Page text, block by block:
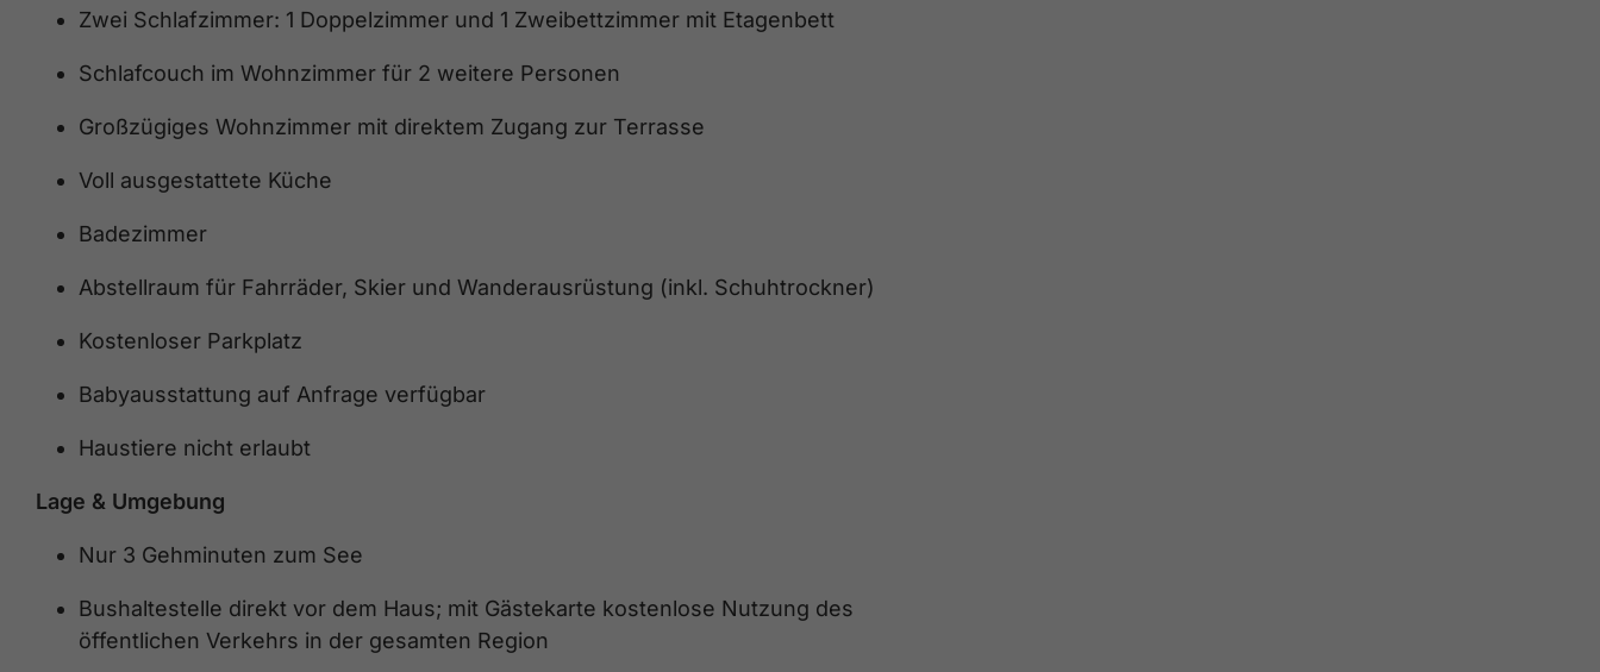
Zwei Schlafzimmer: 1 Doppelzimmer und 1 Zweibettzimmer mit Etagenbett
Schlafcouch im Wohnzimmer für 2 weitere Personen
Großzügiges Wohnzimmer mit direktem Zugang zur Terrasse
Voll ausgestattete Küche
Badezimmer
Abstellraum für Fahrräder, Skier und Wanderausrüstung (inkl. Schuhtrockner)
Kostenloser Parkplatz
Babyausstattung auf Anfrage verfügbar
Haustiere nicht erlaubt
Lage & Umgebung
Nur 3 Gehminuten zum See
Bushaltestelle direkt vor dem Haus; mit Gästekarte kostenlose Nutzung des
öffentlichen Verkehrs in der gesamten Region